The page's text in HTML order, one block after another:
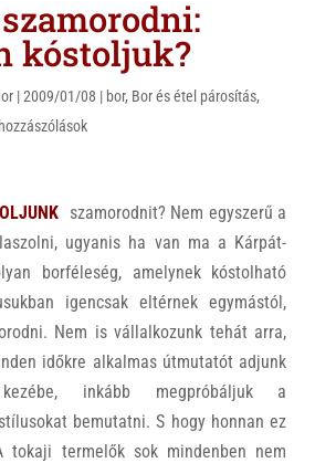
kóstoljuk?
|2009/01/08 | bor, Bor és étel párosítás,
szamorodnit? Nem egyszerű a
ugyanis ha van ma a Kárpát-
borféleség, amelynek kóstolható
igencsak eltérnek egymástól,
Nem is vállalkozunk tehát arra,
időkre alkalmas útmutatót adjunk
inkább megpróbáljuk a
bemutatni. S hogy honnan ez
tokaji termelők sok mindenben nem